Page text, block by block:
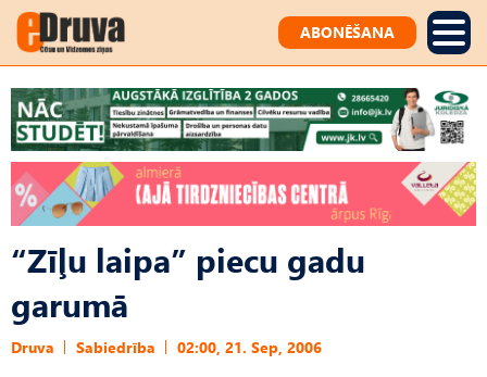
ABONĒŠANA
“Zīļu laipa” piecu gadu
garumā
Druva Sabiedrība 02:00, 21. Sep, 2006